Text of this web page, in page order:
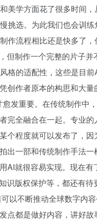
美学方面花了很多时间
挑选。为此我们也会训练
作流程相比还是快多了
制作一个完整的片子并
格的适配性，这些是目前
作者原本的构思和大量
发重要。在传统制作中
完全融合在一起。专业的
个程度就可以发布了，因
出一部和传统制作手法一
AI就很容易实现。现在有
识版权保护等，都还有待
以不断推动全球数字内
点都是做好内容，讲好故